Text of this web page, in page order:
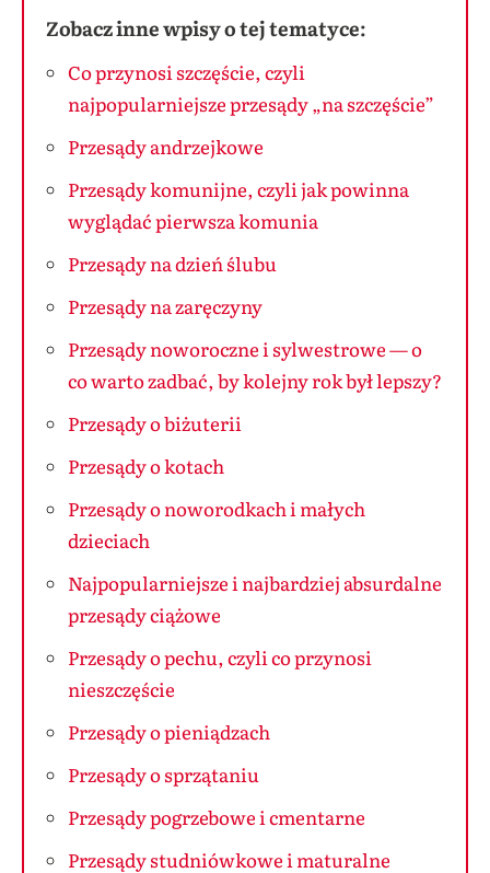
Zobacz inne wpisy o tej tematyce:
Co przynosi szczęście, czyli
najpopularniejsze przesądy „na szczęście”
Przesądy andrzejkowe
Przesądy komunijne, czyli jak powinna
wyglądać pierwsza komunia
Przesądy na dzień ślubu
Przesądy na zaręczyny
Przesądy noworoczne i sylwestrowe — o
co warto zadbać, by kolejny rok był lepszy?
Przesądy o biżuterii
Przesądy o kotach
Przesądy o noworodkach i małych
dzieciach
Najpopularniejsze i najbardziej absurdalne
przesądy ciążowe
Przesądy o pechu, czyli co przynosi
nieszczęście
Przesądy o pieniądzach
Przesądy o sprzątaniu
Przesądy pogrzebowe i cmentarne
Przesądy studniówkowe i maturalne